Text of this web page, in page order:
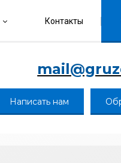
Контакты
Написать нам